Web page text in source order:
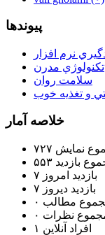
پيوندها
نرم افزار
تكنولوژي مدرن
سلامت روان
و تغذيه خوب
خلاصه آمار
نمایش‌ ۷۲۷
بازدید ۵۵۳
بازدید امروز ۷
بازدید دیروز ۷
مطالب ۰
نظرات ۰
افراد آنلاین ۱